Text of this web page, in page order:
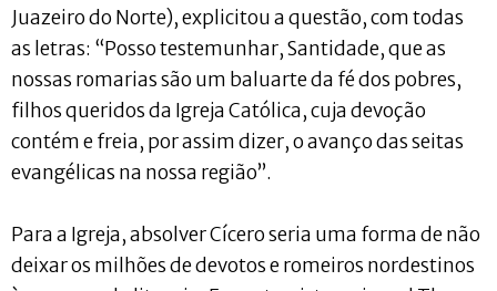
Juazeiro do Norte), explicitou a questão, com todas
as letras: “Posso testemunhar, Santidade, que as
nossas romarias são um baluarte da fé dos pobres,
filhos queridos da Igreja Católica, cuja devoção
contém e freia, por assim dizer, o avanço das seitas
evangélicas na nossa região”.
Para a Igreja, absolver Cícero seria uma forma de não
deixar os milhões de devotos e romeiros nordestinos